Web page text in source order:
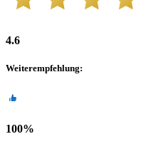
4.6
Weiterempfehlung:
100%